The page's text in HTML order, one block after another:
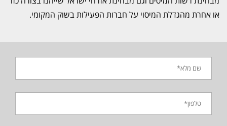
או אחרת מהגדלת המיסוי על חברות הפעילות בשוק המקומי.